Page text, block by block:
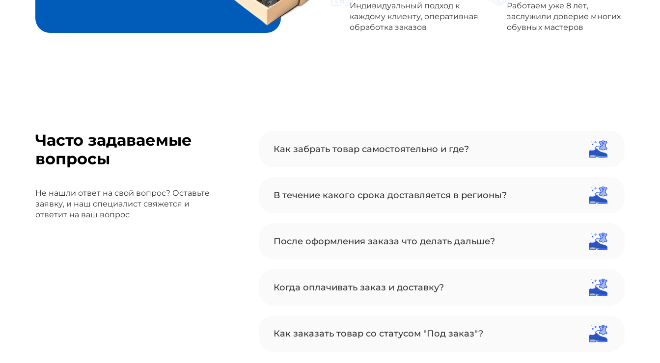
Индивидуальный подход к
каждому клиенту, оперативная
обработка заказов
Работаем уже 8 лет,
заслужили доверие многих
обувных мастеров
Часто задаваемые
вопросы
Не нашли ответ на свой вопрос? Оставьте
заявку, и наш специалист свяжется и
ответит на ваш вопрос
Как забрать товар самостоятельно и где?
В течение какого срока доставляется в регионы?
После оформления заказа что делать дальше?
Когда оплачивать заказ и доставку?
Как заказать товар со статусом "Под заказ"?